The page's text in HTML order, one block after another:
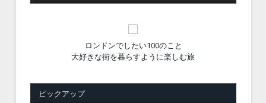
ロンドンでしたい100のこと
大好きな街を暮らすように楽しむ旅
ピックアップ